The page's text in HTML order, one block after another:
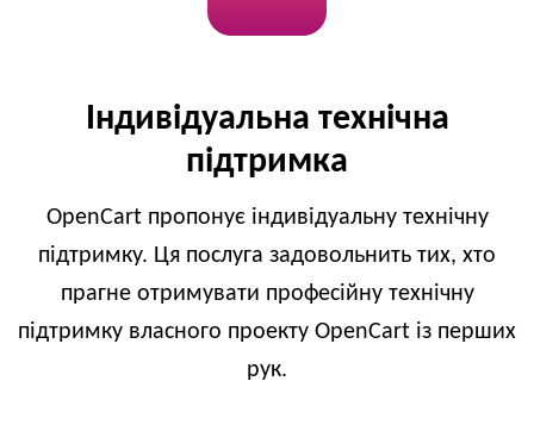
Індивідуальна технічна
підтримка
OpenCart пропонує індивідуальну технічну
підтримку. Ця послуга задовольнить тих, хто
прагне отримувати професійну технічну
підтримку власного проекту OpenCart із перших
рук.